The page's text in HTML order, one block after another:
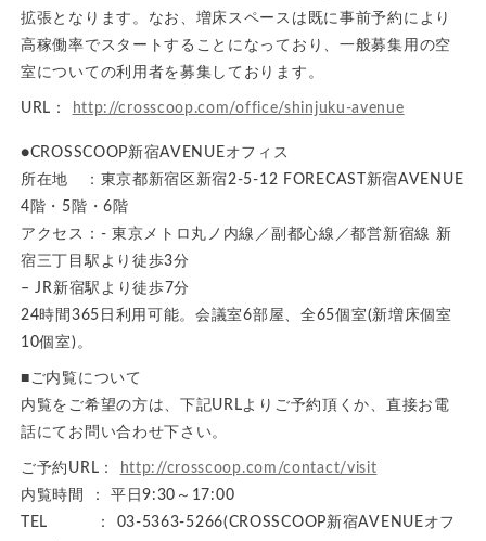
拡張となります。なお、増床スペースは既に事前予約により
高稼働率でスタートすることになっており、一般募集用の空
室についての利用者を募集しております。
URL： http://crosscoop.com/office/shinjuku-avenue
●CROSSCOOP新宿AVENUEオフィス
所在地 ：東京都新宿区新宿2-5-12 FORECAST新宿AVENUE
4階・5階・6階
アクセス：- 東京メトロ丸ノ内線／副都心線／都営新宿線 新
宿三丁目駅より徒歩3分
– JR新宿駅より徒歩7分
24時間365日利用可能。会議室6部屋、全65個室(新増床個室
10個室)。
■ご内覧について
内覧をご希望の方は、下記URLよりご予約頂くか、直接お電
話にてお問い合わせ下さい。
ご予約URL：
http://crosscoop.com/contact/visit
内覧時間 ： 平日9:30～17:00
TEL ： 03-5363-5266(CROSSCOOP新宿AVENUEオフ